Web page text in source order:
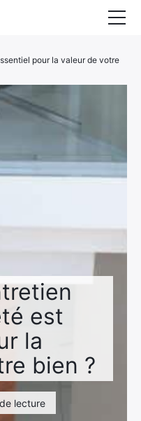
est
la
bien ?
lecture
pour la valeur de votre